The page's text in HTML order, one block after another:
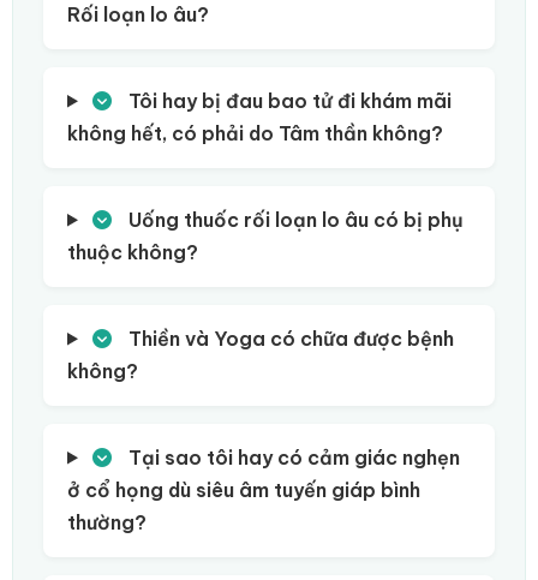
Rối loạn lo âu?
Tôi hay bị đau bao tử đi khám mãi
không hết, có phải do Tâm thần không?
Uống thuốc rối loạn lo âu có bị phụ
thuộc không?
Thiền và Yoga có chữa được bệnh
không?
Tại sao tôi hay có cảm giác nghẹn
ở cổ họng dù siêu âm tuyến giáp bình
thường?